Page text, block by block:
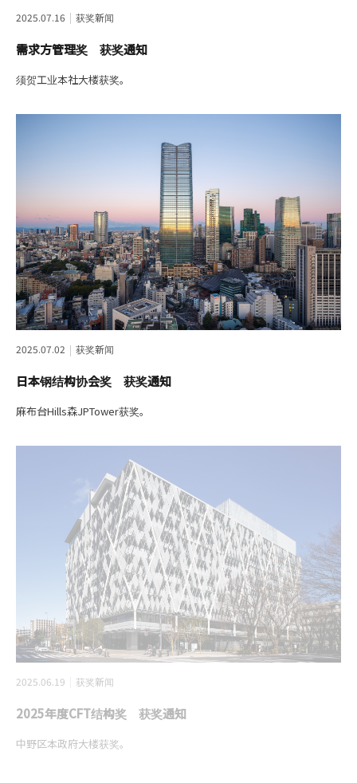
2025.07.16 获奖新闻
需求方管理奖 获奖通知
须贺工业本社大楼获奖。
2025.07.02 获奖新闻
日本钢结构协会奖 获奖通知
麻布台Hills森JPTower获奖。
2025.06.19 获奖新闻
2025年度CFT结构奖 获奖通知
中野区本政府大楼获奖。